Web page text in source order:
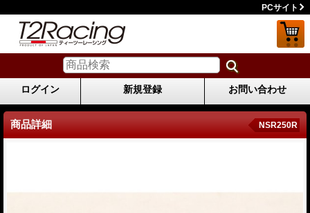
PCサイト
ログイン 新規登録 お問い合わせ
商品詳細 NSR250R